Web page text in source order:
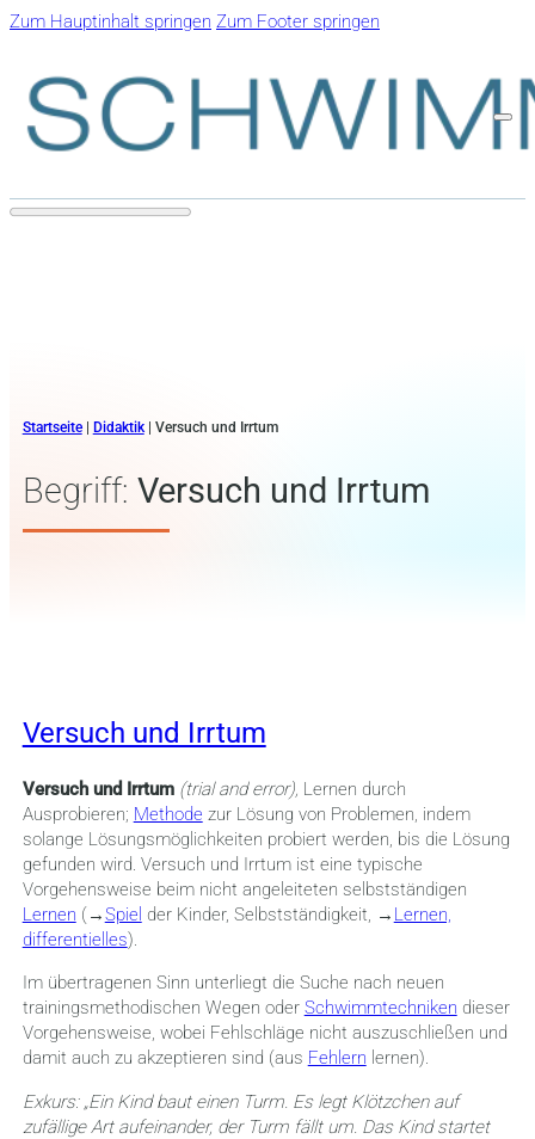
Zum Hauptinhalt springen Zum Footer springen
Startseite| Didaktik| Versuch und Irrtum
Begriff: Versuch und Irrtum
Versuch und Irrtum
Versuch und Irrtum (trial and error), Lernen durch
Ausprobieren; Methode zur Lösung von Problemen, indem
solange Lösungsmöglichkeiten probiert werden, bis die Lösung
gefunden wird. Versuch und Irrtum ist eine typische
Vorgehensweise beim nicht angeleiteten selbstständigen
Lernen (→Spiel der Kinder, Selbstständigkeit, → Lernen,
differentielles).
Im übertragenen Sinn unterliegt die Suche nach neuen
trainingsmethodischen Wegen oder Schwimmtechniken dieser
Vorgehensweise, wobei Fehlschläge nicht auszuschließen und
damit auch zu akzeptieren sind (aus Fehlern lernen).
Exkurs: „Ein Kind baut einen Turm. Es legt Klötzchen auf
zufällige Art aufeinander, der Turm fällt um. Das Kind startet